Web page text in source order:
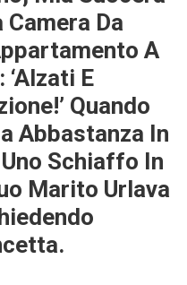
Da
A
‘Alzati E
Quando
Abbastanza In
Schiaffo In
Marito Urlava